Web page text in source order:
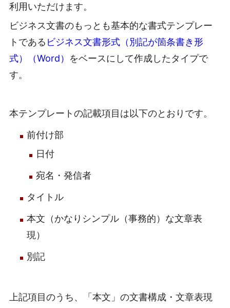
利用いただけます。
ビジネス文書のもっとも基本的な書式テンプレー
トである ビジネス文書形式（別記が箇条書き形
式）（Word） をベースにして作成したタイプで
す。
本テンプレートの記載項目は以下のとおりです。
前付け部
日付
宛名・発信者
タイトル
本文（かなりシンプル（事務的）な文章表
現）
別記
上記項目のうち、「本文」の文書構成・文章表現